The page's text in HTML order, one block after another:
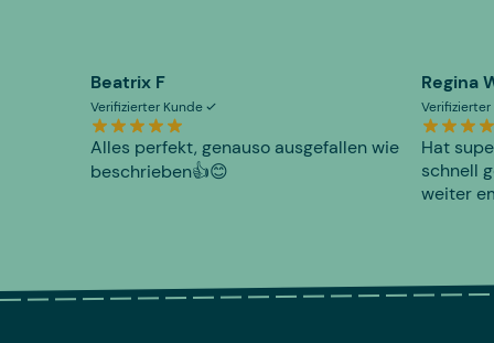
Beatrix F
Verifizierter Kunde
Alles perfekt, genauso ausgefallen wie
beschrieben👍😊
Regina
Hat
schnell
weiter